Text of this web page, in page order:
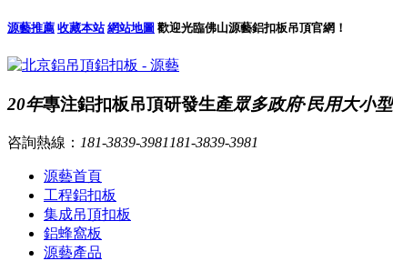
源藝推薦 收藏本站 網站地圖 歡迎光臨佛山源藝鋁扣板吊頂官網！
20年專注鋁扣板吊頂研發生產眾多政府·民用大小
咨詢熱線： 181-3839-3981 181-3839-3981
源藝首頁
工程鋁扣板
集成吊頂扣板
鋁蜂窩板
源藝產品